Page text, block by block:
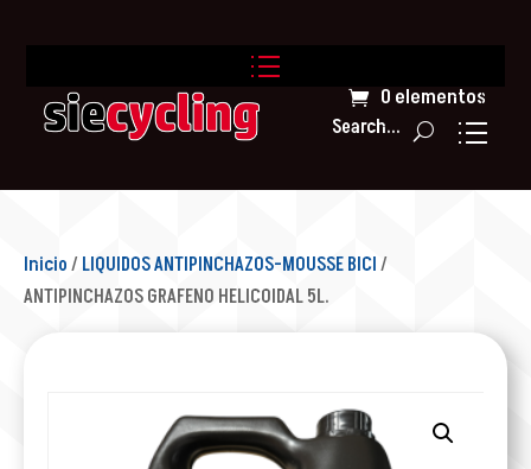
0 elementos
Search...
Inicio/ LIQUIDOS ANTIPINCHAZOS-MOUSSE BICI/
ANTIPINCHAZOS GRAFENO HELICOIDAL 5L.